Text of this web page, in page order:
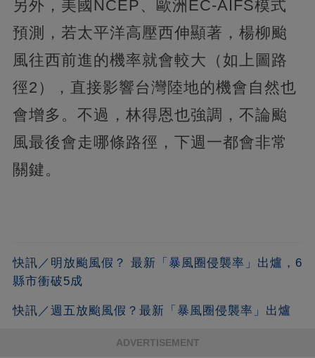
另外，美國NCEP、歐洲EC-AIFS模式
預測，若太平洋高壓西伸顯著，楊柳颱
風往西前進的機率就會較大（如上圖路
徑2），直接影響台灣陸地的機會自然也
會增多。不過，林得恩也強調，不論颱
風最後會走哪條路徑，下週一都會非常
關鍵。
快訊／明放颱風假？ 最新「暴風圈侵襲率」出爐，6
縣市衝破5成
快訊／週五放颱風假？最新「暴風圈侵襲率」出爐
ADVERTISEMENT